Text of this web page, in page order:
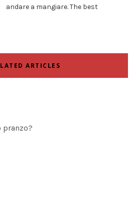
andare a mangiare. The best
ARTICLES